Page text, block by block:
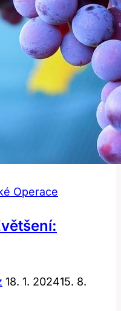
Operace
18. 1. 202415. 8.